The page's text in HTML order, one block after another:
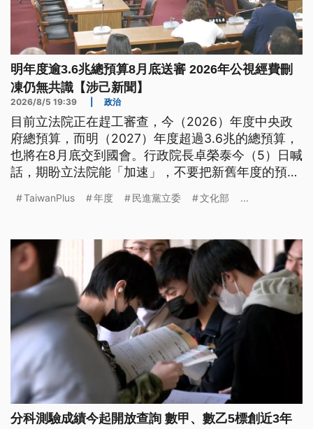
明年度逾3.6兆總預算8月底送審 2026年公視經費刪
凍仍無共識【涉己新聞】
2026/8/5 19:39 政治
目前立法院正在趕工審查，今（2026）年度中央政
府總預算，而明（2027）年度超過3.6兆的總預算，
也將在8月底交到國會。行政院長卓榮泰今（5）日喊
話，期盼立法院能「加速」，不要把新舊年度的預算
明年度預算。
TaiwanPlus 年度 民進黨立委 文化部 ...
分科測驗成績今起開放查詢 數甲、數乙5標創近3年